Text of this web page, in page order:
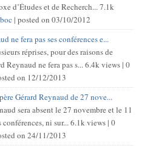
d’Études et de Recherch...7.1k
| posted on 03/10/2012
ne fera pas ses conférences e...
réprises, pour des raisons de
Reynaud ne fera pas s...6.4k views| 0
on 12/12/2013
Gérard Reynaud de 27 nove...
sera absent le 27 novembre et le 11
ni sur...6.1k views| 0
on 24/11/2013